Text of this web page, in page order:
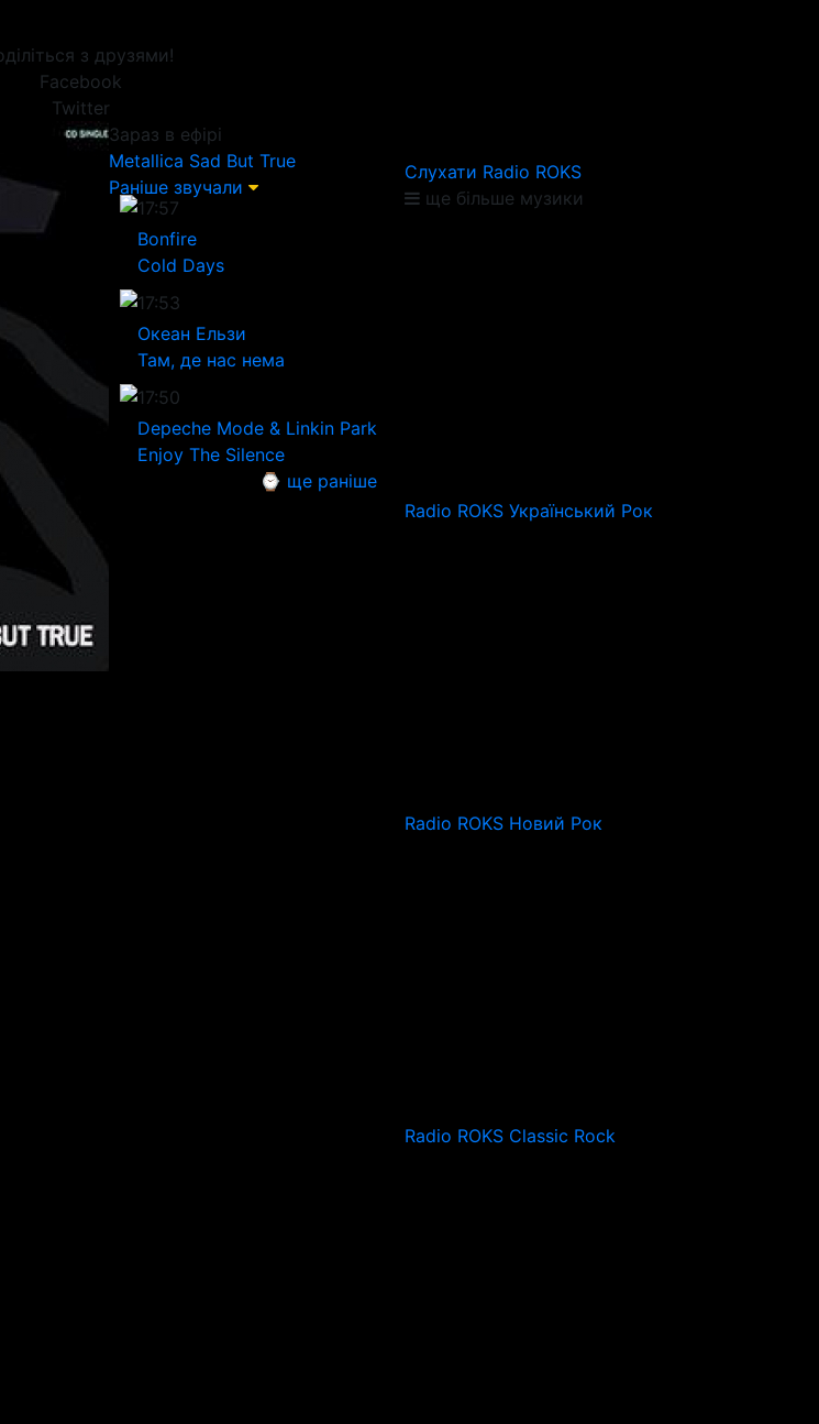
з друзями!
Facebook
Twitter
Зараз в ефірі
Metallica Sad But True
Раніше звучали
17:57
Bonfire
Cold Days
17:53
Океан Ельзи
Там, де нас нема
17:50
Depeche Mode & Linkin Park
Enjoy The Silence
⌚ ще раніше
Слухати Radio ROKS
ще більше музики
Radio ROKS Український Рок
Radio ROKS Новий Рок
Radio ROKS Classic Rock